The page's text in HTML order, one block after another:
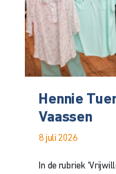
Hennie
Vaassen
8 juli 2026
In de rubriek